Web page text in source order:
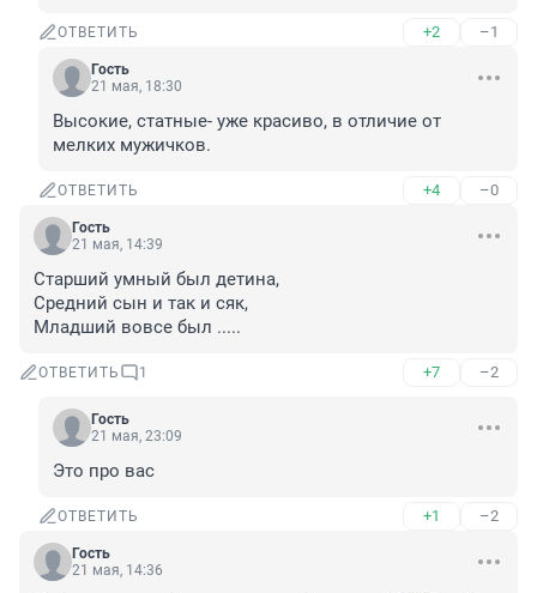
ОТВЕТИТЬ +2 –1
Гость
21 мая, 18:30
Высокие, статные- уже красиво, в отличие от
мелких мужичков.
ОТВЕТИТЬ +4 –0
Гость
21 мая, 14:39
Старший умный был детина,
Средний сын и так и сяк,
Младший вовсе был .....
ОТВЕТИТЬ 1 +7 –2
Гость
21 мая, 23:09
Это про вас
ОТВЕТИТЬ +1 –2
Гость
21 мая, 14:36